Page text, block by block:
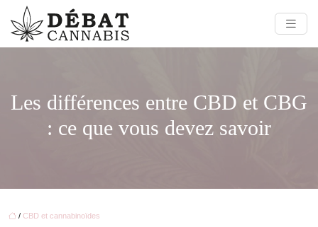
Les différences entre CBD et CBG
: ce que vous devez savoir
/ CBD et cannabinoïdes